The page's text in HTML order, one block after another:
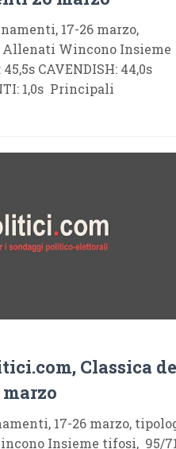
17-26 marzo,
Wincono Insieme
CAVENDISH: 44,0s
1,0s Principali
Classica
17-26 marzo,
Insieme tifosi, 95/